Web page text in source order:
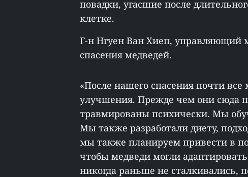
повадки, угасшие после
клетке.
Г-н Нгуен Ван Хиеп, управляющий
спасения медведей.
«После нашего спасения почти
улучшения. Прежде чем они сюда
травмированы психически. Мы
Мы также разработали диету,
мы также планируем привести в
чтобы медведи могли
никогда раньше не